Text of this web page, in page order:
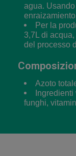
agua.
Per la
3,7L di
del processo
Azoto
funghi,